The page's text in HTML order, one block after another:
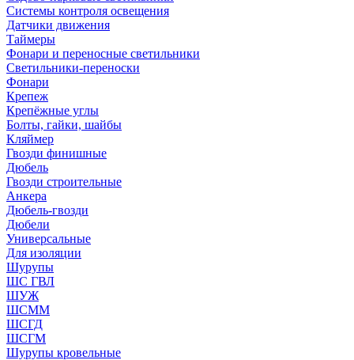
Системы контроля освещения
Датчики движения
Таймеры
Фонари и переносные светильники
Светильники-переноски
Фонари
Крепеж
Крепёжные углы
Болты, гайки, шайбы
Кляймер
Гвозди финишные
Дюбель
Гвозди строительные
Анкера
Дюбель-гвозди
Дюбели
Универсальные
Для изоляции
Шурупы
ШС ГВЛ
ШУЖ
ШСММ
ШСГД
ШСГМ
Шурупы кровельные